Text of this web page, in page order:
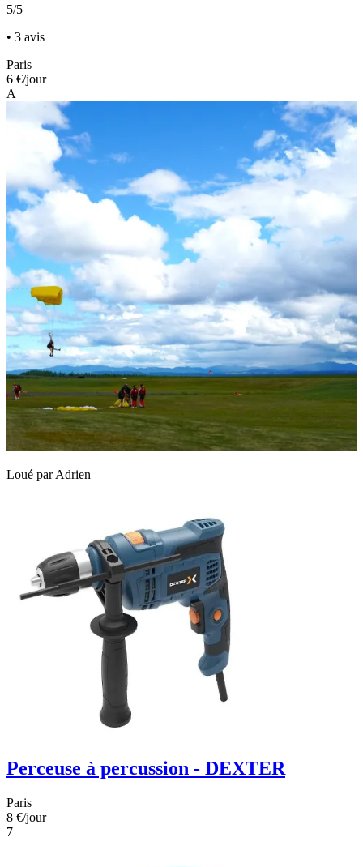
5/5
• 3 avis
Paris
6 €/jour
A
Loué parAdrien
Perceuse à percussion - DEXTER
Paris
8 €/jour
7